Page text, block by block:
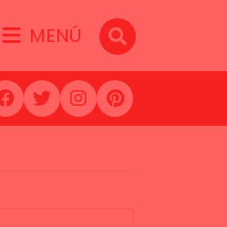
MENÚ